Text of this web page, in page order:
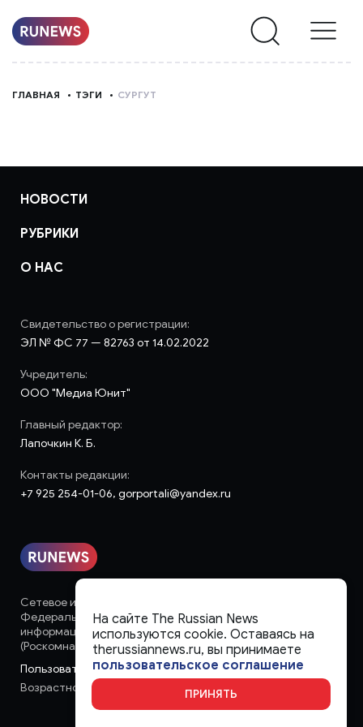
О
НАС
ГЛАВНАЯ ТЭГИ СУРГУТ
НОВОСТИ
РУБРИКИ
О НАС
Сетевое издание «runews» (18+) зарегистрировано в
Федеральной службе по надзору в сфере связи,
информационных технологий и массовых коммуникаций
(Роскомнадзор)
Пользовательское соглашение
Возрастное ограничение:
Свидетельство о регистрации:
ЭЛ № ФС 77 — 82763 от 14.02.2022
Учредитель:
ООО "Медиа Юнит"
Главный редактор:
Лапочкин К. Б.
Контакты редакции:
+7 925 254-01-06, gorportali@yandex.ru
На сайте The Russian News
используются cookie. Оставаясь на
therussiannews.ru, вы принимаете
пользовательское соглашение
ПРИНЯТЬ